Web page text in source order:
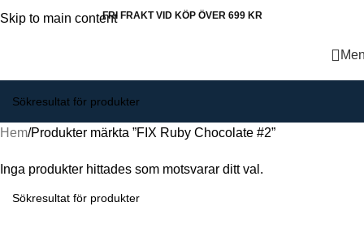
Skip to main contentFRI FRAKT VID KÖP ÖVER 699 KR
Hem Produkter märkta ”FIX Ruby Chocolate #2”
Inga produkter hittades som motsvarar ditt val.